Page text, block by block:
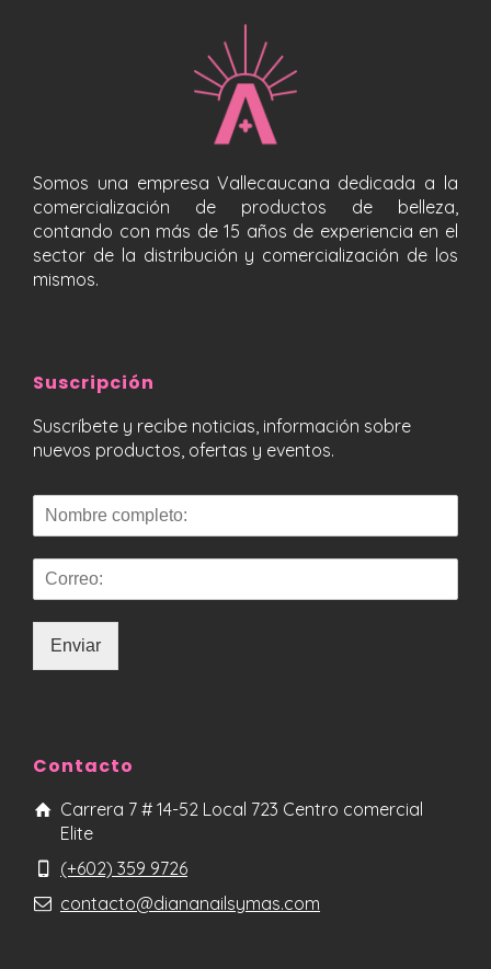
Somos una empresa Vallecaucana dedicada a la
comercialización de productos de belleza,
contando con más de 15 años de experiencia en el
sector de la distribución y comercialización de los
mismos.
Suscripción
Suscríbete y recibe noticias, información sobre
nuevos productos, ofertas y eventos.
Enviar
Contacto
Carrera 7 # 14-52 Local 723 Centro comercial
Elite
(+602) 359 9726
contacto@diananailsymas.com